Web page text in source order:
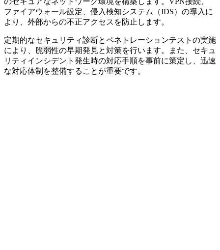
ファイアウォール設定、侵入検知システム（IDS）の導入に
より、外部からの不正アクセスを防止します。
定期的なセキュリティ診断とペネトレーションテストの実施
により、脆弱性の早期発見と対策を行います。また、セキュ
リティインシデント発生時の対応手順を事前に策定し、迅速
な対応体制を整備することが重要です。